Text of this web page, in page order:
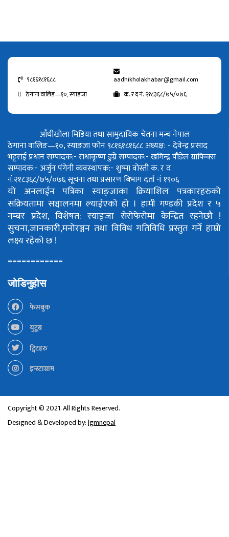
९८१६१८१६८८
aadhikholakhabar@gmail.com
ठेगाना वालिङ—१०, स्याङजा
क. र द नं. २१८३६८/७५/०७६
आँधीखोला मिडिया तथा सामुदायिक चेतना मन्च नेपाल
ठेगाना वालिङ—१०, स्याङजा फोन ९८१६१८१६८८अध्यक्ष: - देवेन्द्र प्रसाद
भट्टराईप्रधान सम्पादक:- राधाकृष्ण डुम्रेसम्पादक:- खगिन्द्र पौडेलग्राफिक्स
सम्पादक:- अर्जुन पंगेनीव्यवस्थापक:- शुष्मा वोस्तीक. र द
नं.२१८३६८/७५/०७६सूचना तथा प्रसारण बिभाग दर्ता नं १९०६
यो अनलाईन पत्रिका स्याङ्जाका क्रियाशिल पत्रकारहरुको
सक्रियतामा सञ्चालनमा ल्याईएको हो । हामी गण्डकी प्रदेश र ५
नम्बर प्रदेश, विशेषत: स्याङ्जा सेरोफेरोमा केन्द्रित रहनेछौ !
सुचना,जानकारी,मनोरञ्जन तथा विविध गतिविधि प्रस्तुत गर्ने हाम्रो
लक्ष्य रहेको छ !
============
जोडिनुहोस
फेसबुक
युटूब
ट्विटहरु
इन्स्टाग्राम
Copyright © 2021. All Rights Reserved.
Designed & Developed by:lgmnepal